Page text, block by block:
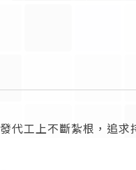
代工上不斷紮根，追求